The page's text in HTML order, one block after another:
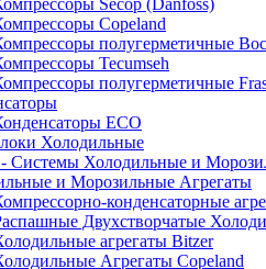
Secop (Danfoss)
Copeland
полугерметичные
Tecumseh
полугерметичные
ECO
Холодильные
Системы Холодильные и
и Морозильные Агрегаты
конденсаторные
Двухстворчатые
агрегаты Bitzer
Агрегаты Copeland